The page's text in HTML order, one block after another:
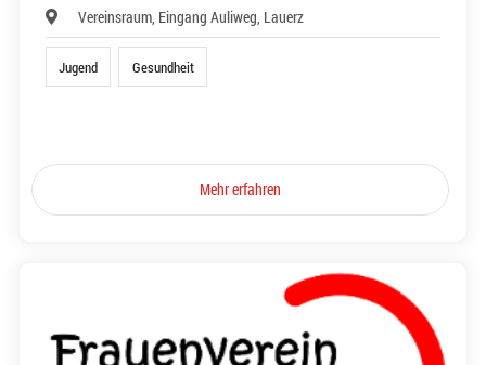
Vereinsraum, Eingang Auliweg, Lauerz
Jugend Gesundheit
Mehr erfahren